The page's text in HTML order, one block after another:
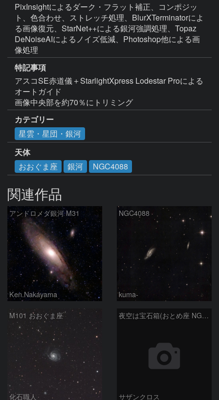
PixInsightによるダーク・フラット補正、コンポジッ
ト、色合わせ、ストレッチ処理、BlurXTerminatorによ
る画像復元、StarNet++による銀河強調処理、Topaz
DeNoiseAIによるノイズ低減、Photoshop他による画
像処理
特記事項
アスコSE赤道儀＋StarlightXpress Lodestar Proによる
オートガイド
画像中央部を約70％にトリミング
カテゴリー
星雲・星団・銀河
天体
おおぐま座
銀河 NGC4088
関連作品
アンドロメダ銀河 M31
Ken.Nakayama
NGC4088
kuma-
M101 おおぐま座
化石職人
夜空は宝石箱(おとめ座 NGC5566) Seestar50
サザンクロス